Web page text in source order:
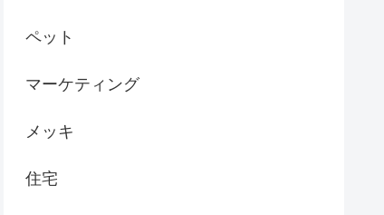
ペット
マーケティング
メッキ
住宅